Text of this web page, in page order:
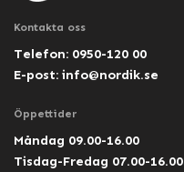
Kontakta oss
Telefon: 0950-120 00
E-post: info@nordik.se
Öppettider
Måndag 09.00-16.00
Tisdag-Fredag 07.00-16.00